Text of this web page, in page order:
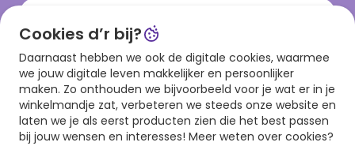
Download onze app
Cookies d’r bij?
Daarnaast hebben we ook de digitale cookies, waarmee
we jouw digitale leven makkelijker en persoonlijker
maken. Zo onthouden we bijvoorbeeld voor je wat er in je
winkelmandje zat, verbeteren we steeds onze website en
laten we je als eerst producten zien die het best passen
bij jouw wensen en interesses! Meer weten over cookies?